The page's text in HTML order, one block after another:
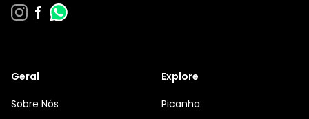
Geral
Sobre Nós
Explore
Picanha